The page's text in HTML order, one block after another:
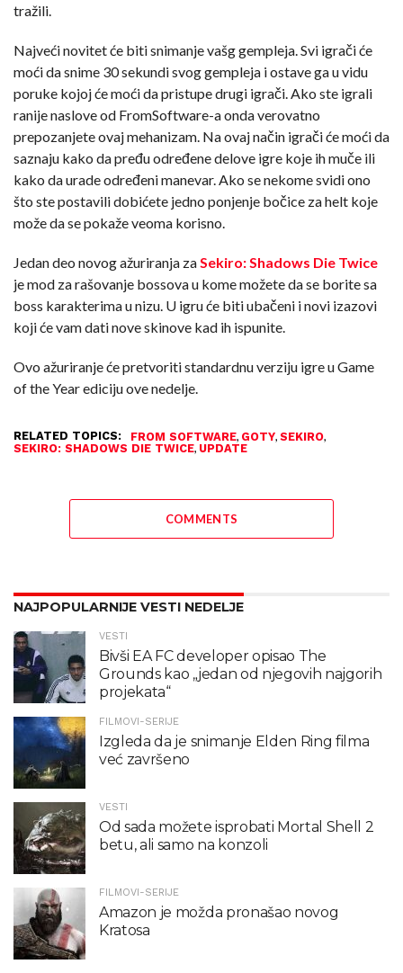
tražili.
Najveći novitet će biti snimanje vašg gempleja. Svi igrači će
moći da snime 30 sekundi svog gempleja i ostave ga u vidu
poruke kojoj će moći da pristupe drugi igrači. Ako ste igrali
ranije naslove od FromSoftware-a onda verovatno
prepozanjete ovaj mehanizam. Na ovaj način igrači će moći da
saznaju kako da pređu određene delove igre koje ih muče ili
kako da urade određeni manevar. Ako se nekome svidi ono
što ste postavili dobićete jedno ponjenje bočice za helt koje
može da se pokaže veoma korisno.
Jedan deo novog ažuriranja za Sekiro: Shadows Die Twice
je mod za rašovanje bossova u kome možete da se borite sa
boss karakterima u nizu. U igru će biti ubačeni i novi izazovi
koji će vam dati nove skinove kad ih ispunite.
Ovo ažuriranje će pretvoriti standardnu verziju igre u Game
of the Year ediciju ove nedelje.
RELATED TOPICS: FROM SOFTWARE, GOTY, SEKIRO,
SEKIRO: SHADOWS DIE TWICE, UPDATE
COMMENTS
NAJPOPULARNIJE VESTI NEDELJE
VESTI
Bivši EA FC developer opisao The
Grounds kao „jedan od njegovih najgorih
projekata“
FILMOVI-SERIJE
Izgleda da je snimanje Elden Ring filma
već završeno
VESTI
Od sada možete isprobati Mortal Shell 2
betu, ali samo na konzoli
FILMOVI-SERIJE
Amazon je možda pronašao novog
Kratosa